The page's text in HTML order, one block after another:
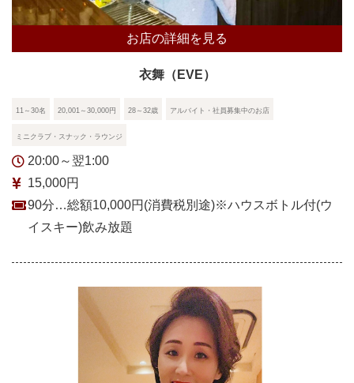
お店の詳細を見る
衣舞（EVE）
11～30名 20,001～30,000円 28～32歳 アルバイト・社員募集中のお店
ミニクラブ・スナック・ラウンジ
20:00～翌1:00
15,000円
90分…総額10,000円(消費税別途)※ハウスボトル付(ウ
イスキー)飲み放題